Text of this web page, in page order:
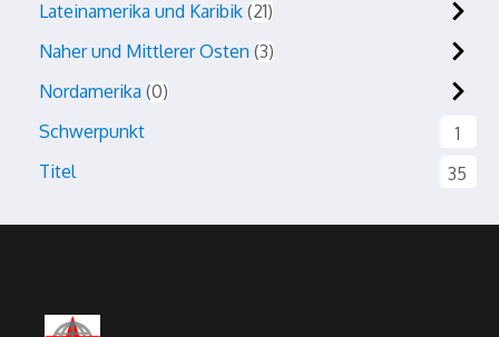
Lateinamerika und Karibik 21
Naher und Mittlerer Osten 3
Nordamerika 0
Schwerpunkt
1
Titel
35